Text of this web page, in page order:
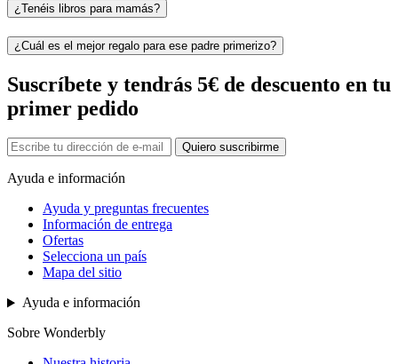
¿Tenéis libros para mamás?
¿Cuál es el mejor regalo para ese padre primerizo?
Suscríbete y tendrás 5€ de descuento en tu
primer pedido
Quiero suscribirme
Ayuda e información
Ayuda y preguntas frecuentes
Información de entrega
Ofertas
Selecciona un país
Mapa del sitio
Ayuda e información
Sobre Wonderbly